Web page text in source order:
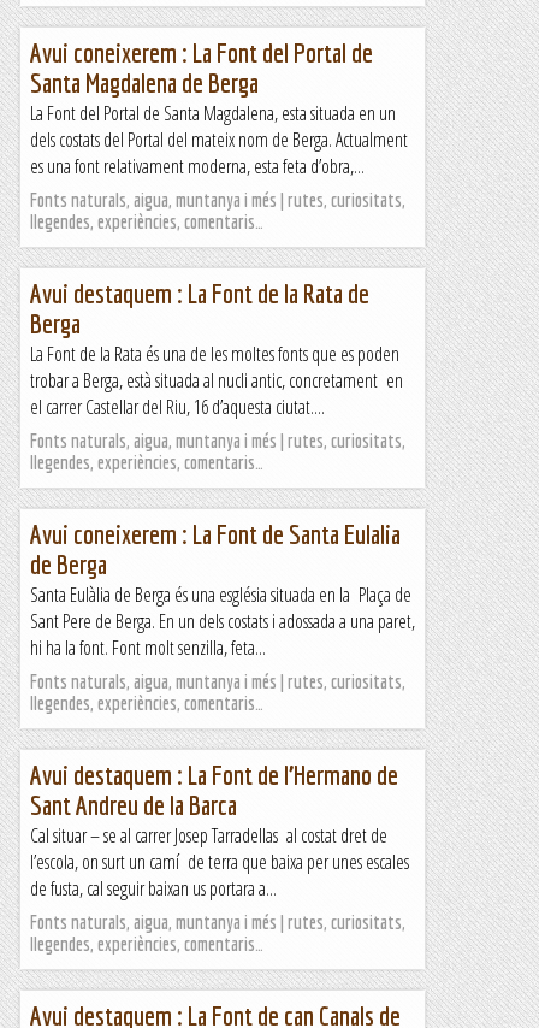
Avui coneixerem : La Font del Portal de
Santa Magdalena de Berga
La Font del Portal de Santa Magdalena, esta situada en un
dels costats del Portal del mateix nom de Berga. Actualment
es una font relativament moderna, esta feta d’obra,...
Fonts naturals, aigua, muntanya i més | rutes, curiositats,
llegendes, experiències, comentaris…
Avui destaquem : La Font de la Rata de
Berga
La Font de la Rata és una de les moltes fonts que es poden
trobar a Berga, està situada al nucli antic, concretament en
el carrer Castellar del Riu, 16 d’aquesta ciutat....
Fonts naturals, aigua, muntanya i més | rutes, curiositats,
llegendes, experiències, comentaris…
Avui coneixerem : La Font de Santa Eulalia
de Berga
Santa Eulàlia de Berga és una església situada en la Plaça de
Sant Pere de Berga. En un dels costats i adossada a una paret,
hi ha la font. Font molt senzilla, feta...
Fonts naturals, aigua, muntanya i més | rutes, curiositats,
llegendes, experiències, comentaris…
Avui destaquem : La Font de l’Hermano de
Sant Andreu de la Barca
Cal situar – se al carrer Josep Tarradellas al costat dret de
l’escola, on surt un camí de terra que baixa per unes escales
de fusta, cal seguir baixan us portara a...
Fonts naturals, aigua, muntanya i més | rutes, curiositats,
llegendes, experiències, comentaris…
Avui destaquem : La Font de can Canals de